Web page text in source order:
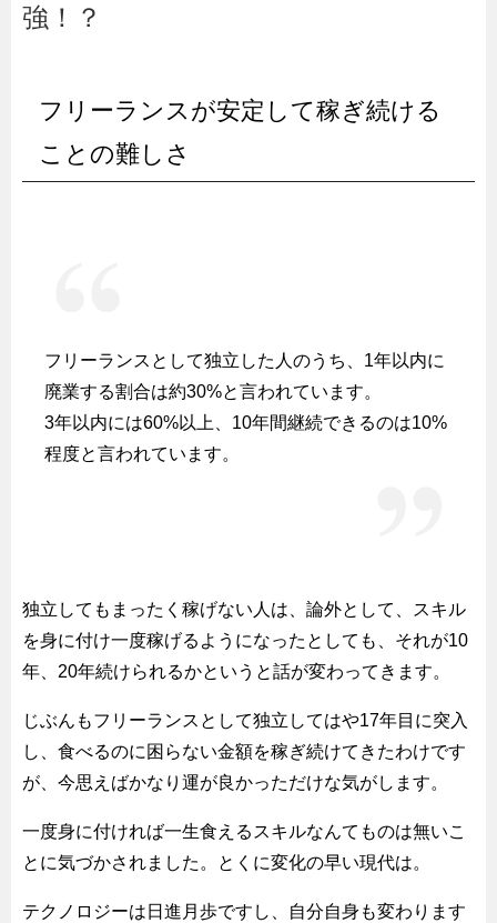
強！？
フリーランスが安定して稼ぎ続ける
ことの難しさ
フリーランスとして独立した人のうち、1年以内に
廃業する割合は約30%と言われています。
3年以内には60%以上、10年間継続できるのは10%
程度と言われています。
独立してもまったく稼げない人は、論外として、スキル
を身に付け一度稼げるようになったとしても、それが10
年、20年続けられるかというと話が変わってきます。
じぶんもフリーランスとして独立してはや17年目に突入
し、食べるのに困らない金額を稼ぎ続けてきたわけです
が、今思えばかなり運が良かっただけな気がします。
一度身に付ければ一生食えるスキルなんてものは無いこ
とに気づかされました。とくに変化の早い現代は。
テクノロジーは日進月歩ですし、自分自身も変わります